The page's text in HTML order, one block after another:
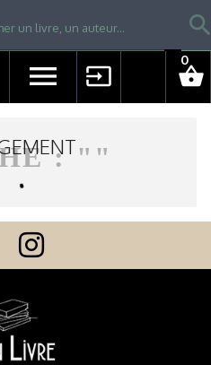
menu input shopping_basket
0
: " "